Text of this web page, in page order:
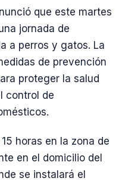
que este martes
jornada de
a perros y gatos. La
de prevención
proteger la salud
control de
horas en la zona de
en el domicilio del
se instalará el